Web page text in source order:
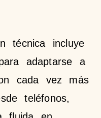
técnica incluye
adaptarse a
cada vez más
teléfonos,